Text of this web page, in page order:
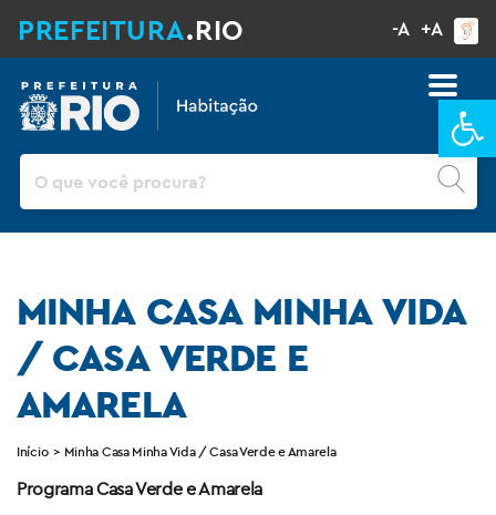
PREFEITURA.RIO -A +A
MINHA CASA MINHA VIDA
/ CASA VERDE E
AMARELA
Início > Minha Casa Minha Vida / Casa Verde e Amarela
Programa Casa Verde e Amarela